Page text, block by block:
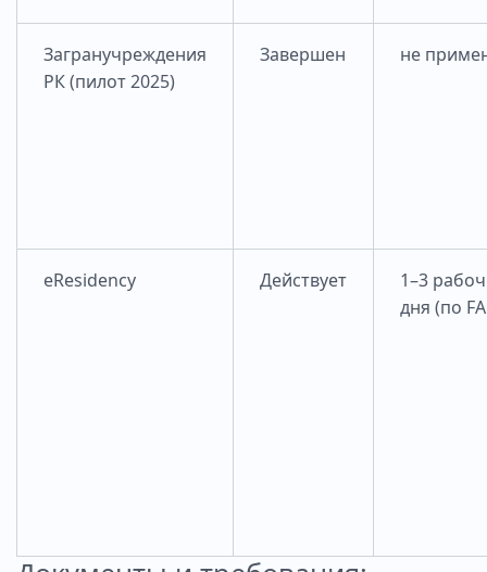
Загранучреждения
РК (пилот 2025)
Завершен не
eResidency Действует
1–3
дня (по